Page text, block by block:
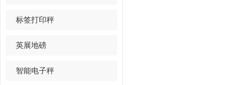
标签打印秤
英展地磅
智能电子秤